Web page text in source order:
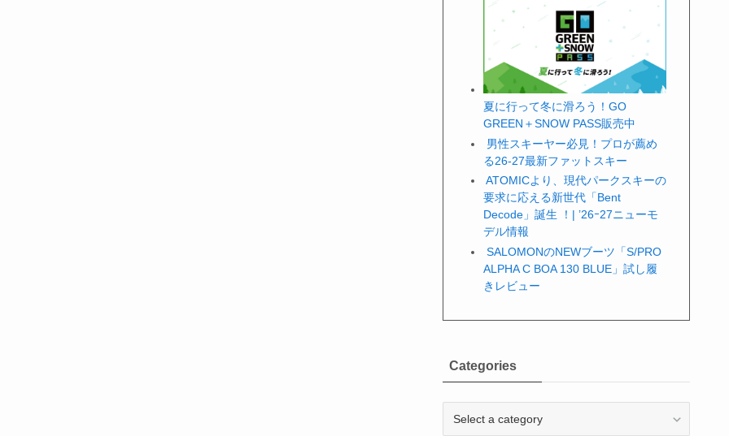
夏に行って冬に滑ろう！GO
GREEN＋SNOW PASS販売中
男性スキーヤー必見！プロが薦め
る26-27最新ファットスキー
ATOMICより、現代パークスキーの
要求に応える新世代「Bent
Decode」誕生 ！| ’26ｰ27ニューモ
デル情報
SALOMONのNEWブーツ「S/PRO
ALPHA C BOA 130 BLUE」試し履
きレビュー
Categories